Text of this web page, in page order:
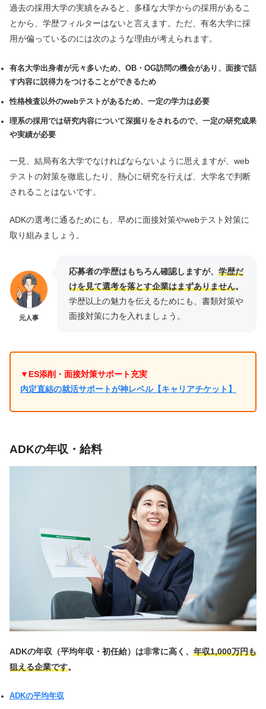
過去の採用大学の実績をみると、多様な大学からの採用があるこ
とから、学歴フィルターはないと言えます。ただ、有名大学に採
用が偏っているのには次のような理由が考えられます。
有名大学出身者が元々多いため、OB・OG訪問の機会があり、面接で話
す内容に説得力をつけることができるため
性格検査以外のwebテストがあるため、一定の学力は必要
理系の採用では研究内容について深掘りをされるので、一定の研究成果
や実績が必要
一見、結局有名大学でなければならないように思えますが、web
テストの対策を徹底したり、熱心に研究を行えば、大学名で判断
されることはないです。
ADKの選考に通るためにも、早めに面接対策やwebテスト対策に
取り組みましょう。
元人事
応募者の学歴はもちろん確認しますが、 学歴だ
けを見て選考を落とす企業はまずありません。
学歴以上の魅力を伝えるためにも、書類対策や
面接対策に力を入れましょう。
▼ES添削・面接対策サポート充実
内定直結の就活サポートが神レベル【キャリアチケット】
ADKの年収・給料
ADKの年収（平均年収・初任給）は非常に高く、 年収1,000万円も
狙える企業です。
ADKの平均年収